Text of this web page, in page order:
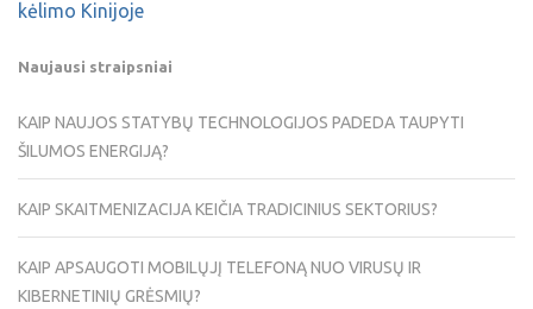
kėlimo Kinijoje
Naujausi straipsniai
KAIP NAUJOS STATYBŲ TECHNOLOGIJOS PADEDA TAUPYTI
ŠILUMOS ENERGIJĄ?
KAIP SKAITMENIZACIJA KEIČIA TRADICINIUS SEKTORIUS?
KAIP APSAUGOTI MOBILŲJĮ TELEFONĄ NUO VIRUSŲ IR
KIBERNETINIŲ GRĖSMIŲ?